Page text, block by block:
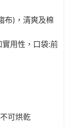
布)，清爽及棉
用性，口袋:前
可烘乾